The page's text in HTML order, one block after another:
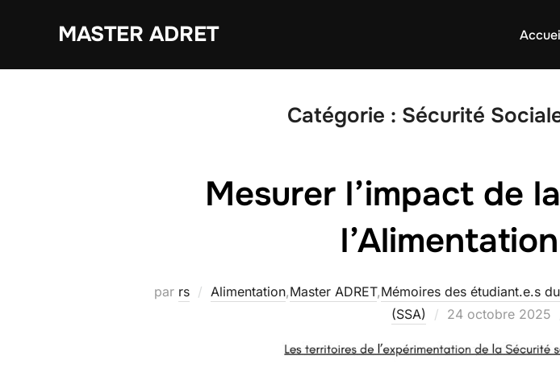
MASTER ADRET
Catégorie : Sécurité
Mesurer l’impact de
par rs Alimentation,Master ADRET,Mémoires des étudiant.e.s
(SSA)
Publié
24 octobre 2025